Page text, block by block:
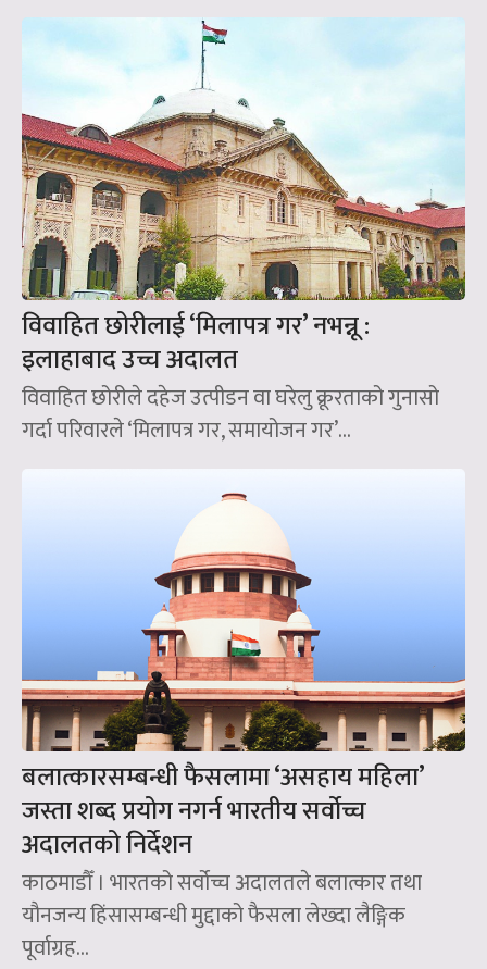
विवाहित छोरीलाई ‘मिलापत्र गर’ नभन्नू :
इलाहाबाद उच्च अदालत
विवाहित छोरीले दहेज उत्पीडन वा घरेलु क्रूरताको गुनासो
गर्दा परिवारले ‘मिलापत्र गर, समायोजन गर’...
बलात्कारसम्बन्धी फैसलामा ‘असहाय महिला’
जस्ता शब्द प्रयोग नगर्न भारतीय सर्वोच्च
अदालतको निर्देशन
काठमाडौँ । भारतको सर्वोच्च अदालतले बलात्कार तथा
यौनजन्य हिंसासम्बन्धी मुद्दाको फैसला लेख्दा लैङ्गिक
पूर्वाग्रह...